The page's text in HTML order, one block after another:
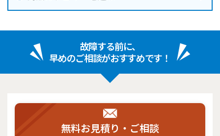
故障する前に、
早めのご相談がおすすめです！
無料お見積り・ご相談